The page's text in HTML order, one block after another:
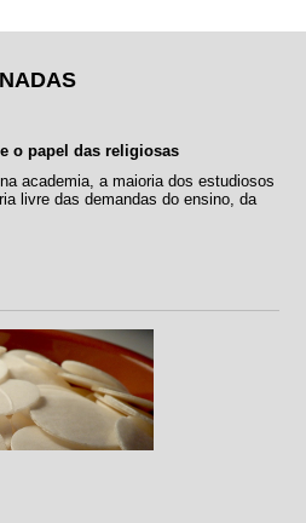
o papel das religiosas
academia, a maioria dos estudiosos
livre das demandas do ensino, da